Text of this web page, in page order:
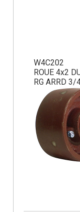
W4C202
ROUE 4x2
RG ARRD 3/